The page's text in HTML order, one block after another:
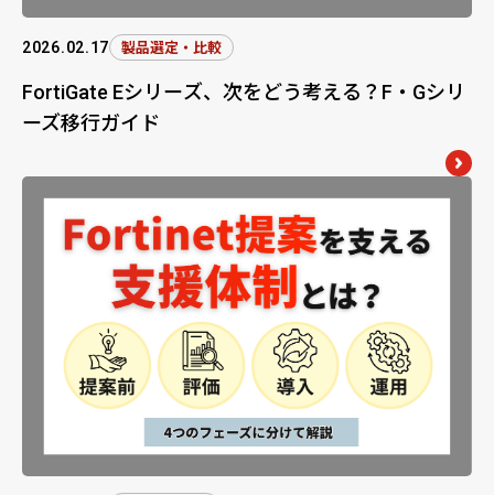
2026.02.17 製品選定・比較
FortiGate Eシリーズ、次をどう考える？F・Gシリ
ーズ移行ガイド